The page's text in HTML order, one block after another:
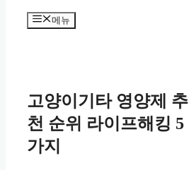
메뉴
고양이기타 영양제 추
천 순위 라이프해킹 5
가지